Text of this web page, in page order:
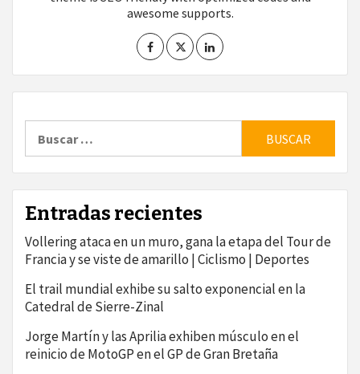
awesome supports.
Entradas recientes
Vollering ataca en un muro, gana la etapa del Tour de
Francia y se viste de amarillo | Ciclismo | Deportes
El trail mundial exhibe su salto exponencial en la
Catedral de Sierre-Zinal
Jorge Martín y las Aprilia exhiben músculo en el
reinicio de MotoGP en el GP de Gran Bretaña